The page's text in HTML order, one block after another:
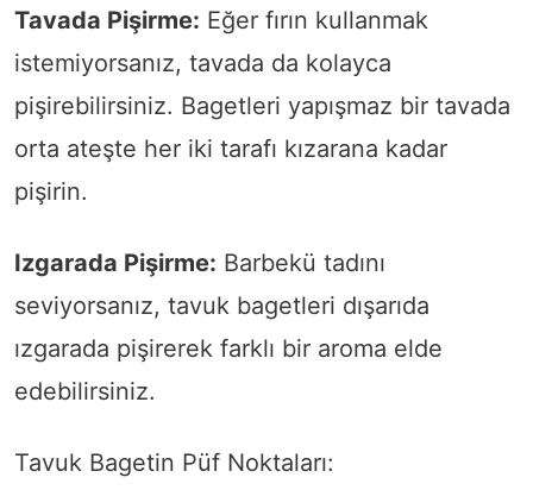
Tavada Pişirme: Eğer fırın kullanmak
istemiyorsanız, tavada da kolayca
pişirebilirsiniz. Bagetleri yapışmaz bir tavada
orta ateşte her iki tarafı kızarana kadar
pişirin.
Izgarada Pişirme: Barbekü tadını
seviyorsanız, tavuk bagetleri dışarıda
ızgarada pişirerek farklı bir aroma elde
edebilirsiniz.
Tavuk Bagetin Püf Noktaları: